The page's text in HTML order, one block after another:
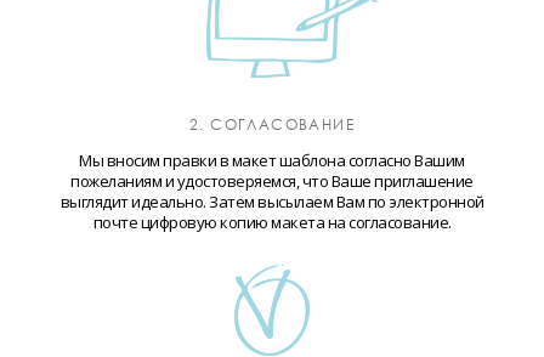
2. СОГЛАСОВАНИЕ
Мы вносим правки в макет шаблона согласно Вашим
пожеланиям и удостоверяемся, что Ваше приглашение
выглядит идеально. Затем высылаем Вам по электронной
почте цифровую копию макета на согласование.